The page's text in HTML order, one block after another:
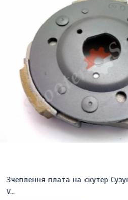
Ручки гальм, комплект